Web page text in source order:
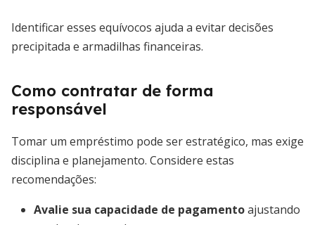
Identificar esses equívocos ajuda a evitar decisões
precipitada e armadilhas financeiras.
Como contratar de forma
responsável
Tomar um empréstimo pode ser estratégico, mas exige
disciplina e planejamento. Considere estas
recomendações:
Avalie sua capacidade de pagamentoajustando